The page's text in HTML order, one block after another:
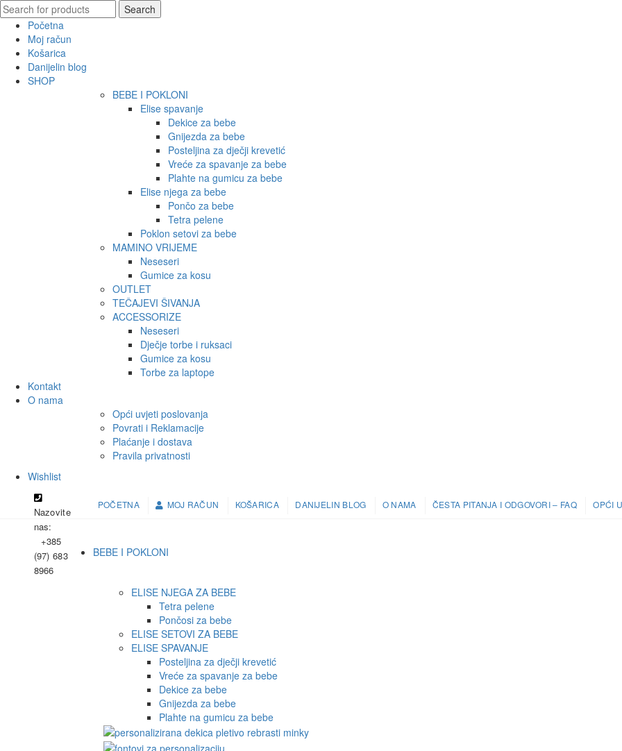
Search
for:
Search
Početna
Moj račun
Košarica
Danijelin blog
SHOP
BEBE I POKLONI
Elise spavanje
Dekice za bebe
Gnijezda za bebe
Posteljina za dječji krevetić
Vreće za spavanje za bebe
Plahte na gumicu za bebe
Elise njega za bebe
Pončo za bebe
Tetra pelene
Poklon setovi za bebe
MAMINO VRIJEME
Neseseri
Gumice za kosu
OUTLET
TEČAJEVI ŠIVANJA
ACCESSORIZE
Neseseri
Dječje torbe i ruksaci
Gumice za kosu
Torbe za laptope
Kontakt
O nama
Opći uvjeti poslovanja
Povrati i Reklamacije
Plaćanje i dostava
Pravila privatnosti
Wishlist
Nazovite
nas:
+385
(97) 683
8966
POČETNA MOJ RAČUN KOŠARICA DANIJELIN BLOG O NAMA ČESTA PITANJA I ODGOVORI – FAQ OPĆI
BEBE I POKLONI
ELISE NJEGA ZA BEBE
Tetra pelene
Pončosi za bebe
ELISE SETOVI ZA BEBE
ELISE SPAVANJE
Posteljina za dječji krevetić
Vreće za spavanje za bebe
Dekice za bebe
Gnijezda za bebe
Plahte na gumicu za bebe